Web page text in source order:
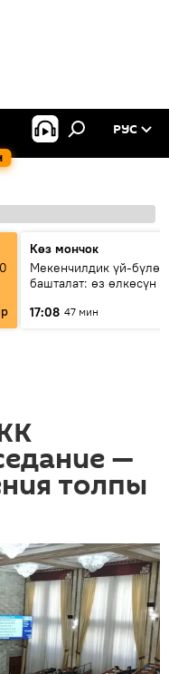
РУС
Көз мончок
Мекенчилдик үй-
башталат: өз өлкөсүн
керек?
17:08 47 мин
—
толпы